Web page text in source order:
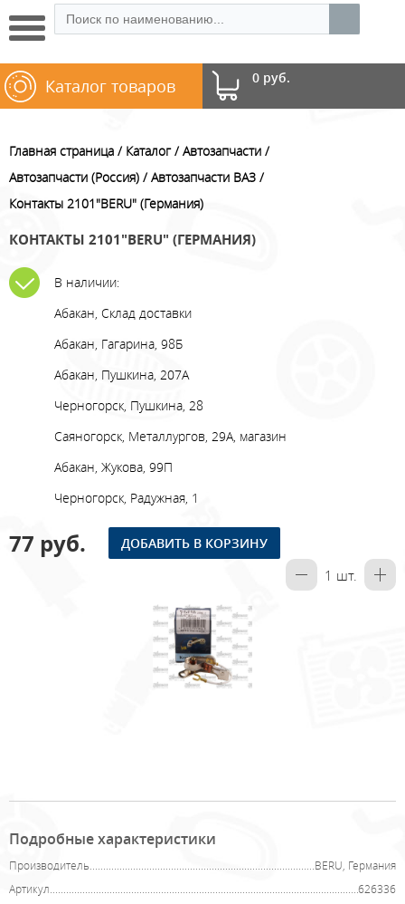
0 руб.
Каталог товаров
Главная страница Каталог
Автозапчасти
Автозапчасти (Россия)
Автозапчасти ВАЗ
Контакты 2101"BERU" (Германия)
КОНТАКТЫ 2101"BERU" (ГЕРМАНИЯ)
В наличии:
Абакан, Склад доставки
Абакан, Гагарина, 98Б
Абакан, Пушкина, 207А
Черногорск, Пушкина, 28
Саяногорск, Металлургов, 29А, магазин
Абакан, Жукова, 99П
Черногорск, Радужная, 1
77 руб. ДОБАВИТЬ В КОРЗИНУ
1 шт.
Подробные характеристики
Производитель
BERU, Германия
Артикул
626336